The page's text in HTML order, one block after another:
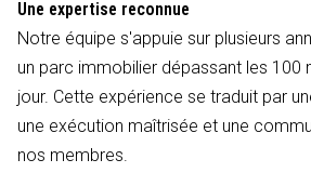
Une expertise reconnue
Notre équipe s'appuie sur plusieurs
un parc immobilier dépassant les 100
jour. Cette expérience se traduit par
une exécution maîtrisée et une
nos membres.